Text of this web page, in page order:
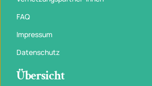
FAQ
Impressum
Datenschutz
Übersicht